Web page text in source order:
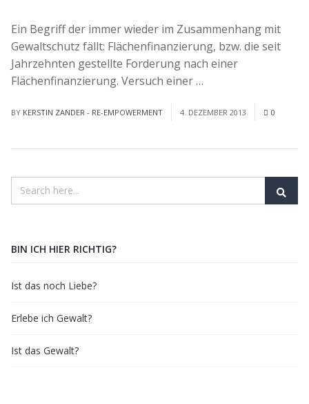
Ein Begriff der immer wieder im Zusammenhang mit
Gewaltschutz fällt: Flächenfinanzierung, bzw. die seit
Jahrzehnten gestellte Forderung nach einer
Flächenfinanzierung. Versuch einer …
BY KERSTIN ZANDER - RE-EMPOWERMENT 4. DEZEMBER 2013 0
BIN ICH HIER RICHTIG?
Ist das noch Liebe?
Erlebe ich Gewalt?
Ist das Gewalt?